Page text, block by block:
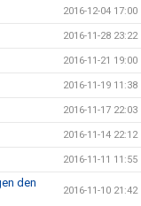
2016-12-04 17:00
2016-11-28 23:22
2016-11-21 19:00
2016-11-19 11:38
2016-11-17 22:03
2016-11-14 22:12
2016-11-11 11:55
den
2016-11-10 21:42